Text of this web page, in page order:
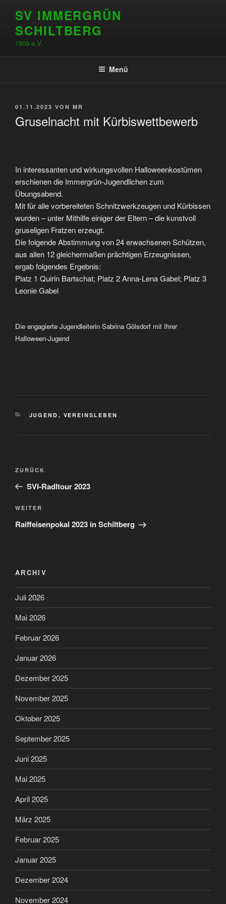
Inhalt
springen
SV IMMERGRÜN
SCHILTBERG
1909 e.V.
Menü
VERÖFFENTLICHT
01.11.2023 VON MR
Gruselnacht mit Kürbiswettbewerb
In interessanten und wirkungsvollen Halloweenkostümen
erschienen die Immergrün-Jugendlichen zum
Übungsabend.
Mit für alle vorbereiteten Schnitzwerkzeugen und Kürbissen
wurden – unter Mithilfe einiger der Eltern – die kunstvoll
gruseligen Fratzen erzeugt.
Die folgende Abstimmung von 24 erwachsenen Schützen,
aus allen 12 gleichermaßen prächtigen Erzeugnissen,
ergab folgendes Ergebnis:
Platz 1 Quirin Bartschat; Platz 2 Anna-Lena Gabel; Platz 3
Leonie Gabel
Die engagierte Jugendleiterin Sabrina Gölsdorf mit Ihrer
Halloween-Jugend
KATEGORIEN
JUGEND , VEREINSLEBEN
Beitragsnavigation
Vorheriger
Beitrag
ZURÜCK
SVI-Radltour 2023
Nächster
Beitrag
WEITER
Raiffeisenpokal 2023 in Schiltberg
ARCHIV
Juli 2026
Mai 2026
Februar 2026
Januar 2026
Dezember 2025
November 2025
Oktober 2025
September 2025
Juni 2025
Mai 2025
April 2025
März 2025
Februar 2025
Januar 2025
Dezember 2024
November 2024